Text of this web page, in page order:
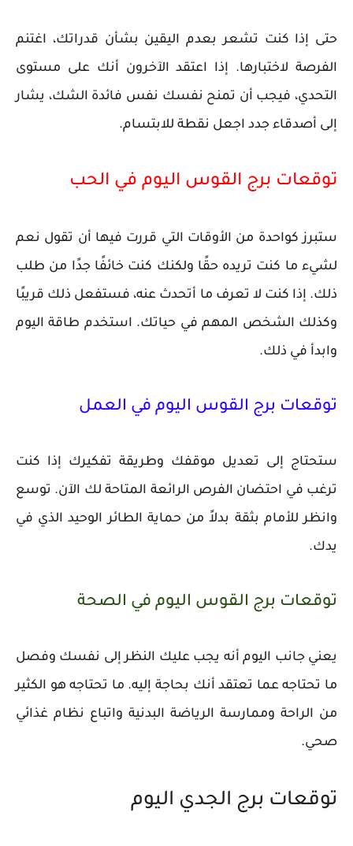
حتى إذا كنت تشعر بعدم اليقين بشأن قدراتك، اغتنم
الفرصة لاختبارها. إذا اعتقد الآخرون أنك على مستوى
التحدي، فيجب أن تمنح نفسك نفس فائدة الشك، يشار
إلى أصدقاء جدد اجعل نقطة للابتسام.
توقعات برج القوس اليوم في الحب
ستبرز كواحدة من الأوقات التي قررت فيها أن تقول نعم
لشيء ما كنت تريده حقًا ولكنك كنت خائفًا جدًا من طلب
ذلك. إذا كنت لا تعرف ما أتحدث عنه، فستفعل ذلك قريبًا
وكذلك الشخص المهم في حياتك. استخدم طاقة اليوم
وابدأ في ذلك.
توقعات برج القوس اليوم في العمل
ستحتاج إلى تعديل موقفك وطريقة تفكيرك إذا كنت
ترغب في احتضان الفرص الرائعة المتاحة لك الآن. توسع
وانظر للأمام بثقة بدلاً من حماية الطائر الوحيد الذي في
يدك.
توقعات برج القوس اليوم في الصحة
يعني جانب اليوم أنه يجب عليك النظر إلى نفسك وفصل
ما تحتاجه عما تعتقد أنك بحاجة إليه. ما تحتاجه هو الكثير
من الراحة وممارسة الرياضة البدنية واتباع نظام غذائي
صحي.
توقعات برج الجدي اليوم